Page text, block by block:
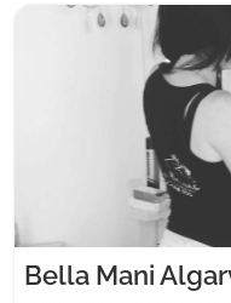
Bella Mani